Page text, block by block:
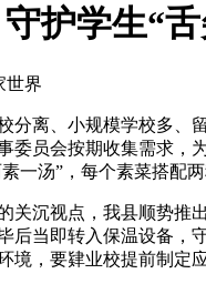
护学生“
世界
离、小规模学校多、
委员会按期收集需求
一汤”，每个素菜搭配
视点，我县顺势推
后当即转入保温设备，
境，要肄业校提前制